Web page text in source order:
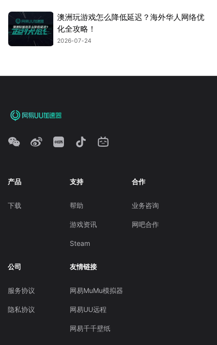
澳洲玩游戏怎么降低延迟？海外华人网络优
化全攻略！
2026-07-24
产品
下载
支持
帮助
游戏资讯
Steam
合作
业务咨询
网吧合作
公司
服务协议
隐私协议
友情链接
网易MuMu模拟器
网易UU远程
网易千千壁纸